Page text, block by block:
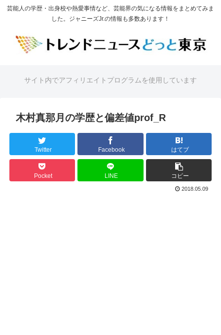
芸能人の学歴・出身校や熱愛事情など、芸能界の気になる情報をまとめてみま
した。ジャニーズJr.の情報も多数あります！
サイト内でアフィリエイトプログラムを使用しています
木村真那月の学歴と偏差値prof_R
Twitter Facebook はてブ
Pocket LINE コピー
2018.05.09